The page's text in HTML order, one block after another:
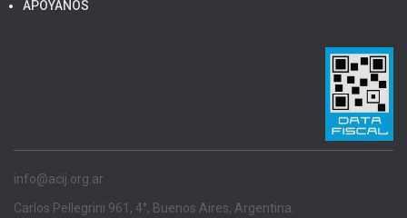
APOYANOS
info@acij.org.ar
Carlos Pellegrini 961, 4°, Buenos Aires, Argentina.